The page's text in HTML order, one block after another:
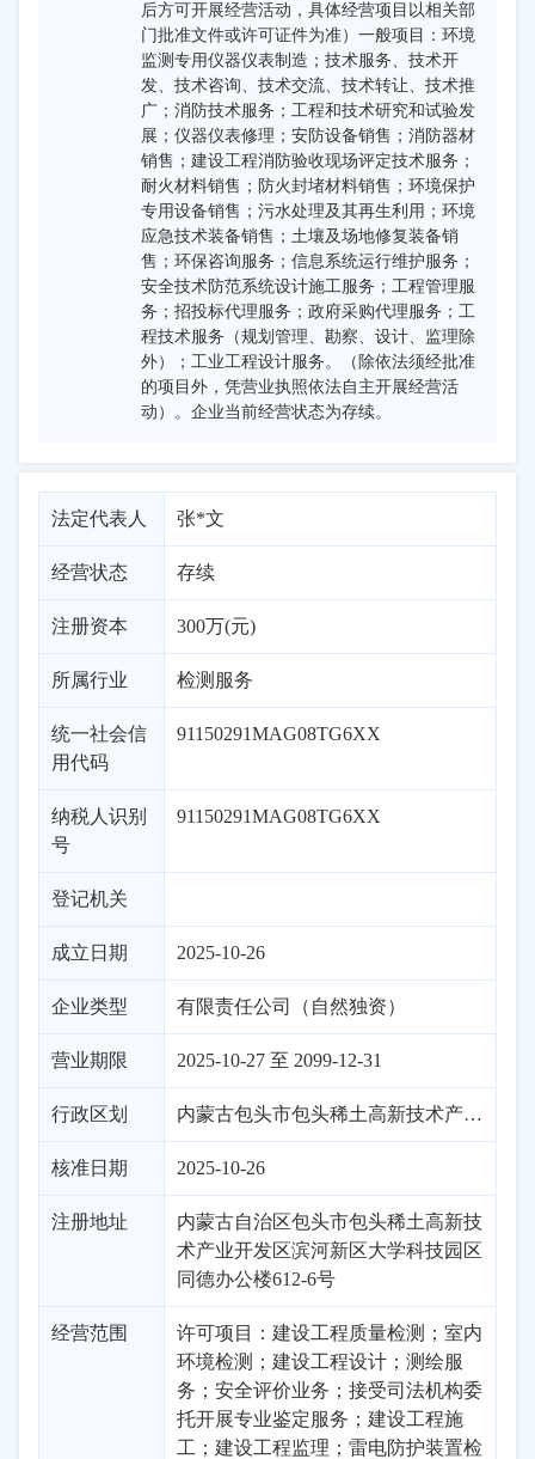
后方可开展经营活动，具体经营项目以相关部
门批准文件或许可证件为准）一般项目：环境
监测专用仪器仪表制造；技术服务、技术开
发、技术咨询、技术交流、技术转让、技术推
广；消防技术服务；工程和技术研究和试验发
展；仪器仪表修理；安防设备销售；消防器材
销售；建设工程消防验收现场评定技术服务；
耐火材料销售；防火封堵材料销售；环境保护
专用设备销售；污水处理及其再生利用；环境
应急技术装备销售；土壤及场地修复装备销
售；环保咨询服务；信息系统运行维护服务；
安全技术防范系统设计施工服务；工程管理服
务；招投标代理服务；政府采购代理服务；工
程技术服务（规划管理、勘察、设计、监理除
外）；工业工程设计服务。（除依法须经批准
的项目外，凭营业执照依法自主开展经营活
动）。企业当前经营状态为存续。
法定代表人 张*文
经营状态 存续
注册资本 300万(元)
所属行业 检测服务
统一社会信
用代码
91150291MAG08TG6XX
纳税人识别
号
91150291MAG08TG6XX
登记机关
成立日期 2025-10-26
企业类型 有限责任公司（自然独资）
营业期限 2025-10-27 至 2099-12-31
行政区划 内蒙古包头市包头稀土高新技术产业开发区
核准日期 2025-10-26
注册地址
内蒙古自治区包头市包头稀土高新技
术产业开发区滨河新区大学科技园区
同德办公楼612-6号
经营范围
许可项目：建设工程质量检测；室内
环境检测；建设工程设计；测绘服
务；安全评价业务；接受司法机构委
托开展专业鉴定服务；建设工程施
工；建设工程监理；雷电防护装置检